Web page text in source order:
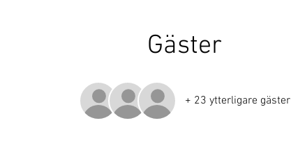
Gäster
+ 23 ytterligare gäster